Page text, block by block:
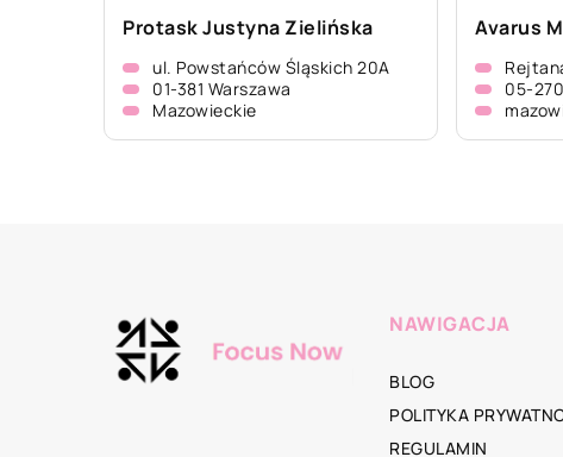
Protask Justyna Zielińska
ul. Powstańców Śląskich 20A
01-381 Warszawa
Mazowieckie
Avarus
05-
NAWIGACJA
BLOG
POLITYKA
REGULAMIN